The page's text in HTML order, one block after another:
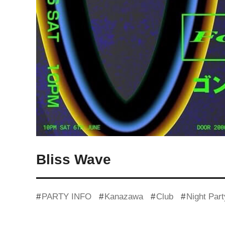
Bliss Wave
PARTY INFO Kanazawa Club Night